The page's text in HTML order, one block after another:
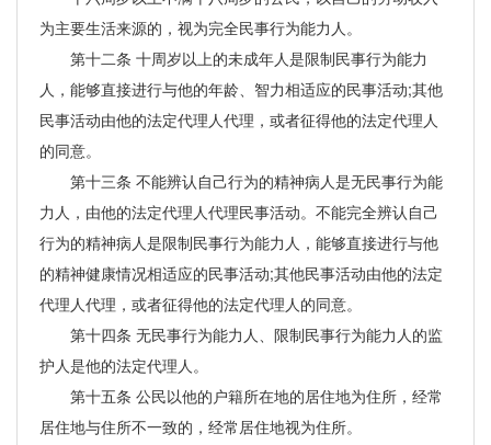
为主要生活来源的，视为完全民事行为能力人。
第十二条 十周岁以上的未成年人是限制民事行为能力
人，能够直接进行与他的年龄、智力相适应的民事活动;其他
民事活动由他的法定代理人代理，或者征得他的法定代理人
的同意。
第十三条 不能辨认自己行为的精神病人是无民事行为能
力人，由他的法定代理人代理民事活动。不能完全辨认自己
行为的精神病人是限制民事行为能力人，能够直接进行与他
的精神健康情况相适应的民事活动;其他民事活动由他的法定
代理人代理，或者征得他的法定代理人的同意。
第十四条 无民事行为能力人、限制民事行为能力人的监
护人是他的法定代理人。
第十五条 公民以他的户籍所在地的居住地为住所，经常
居住地与住所不一致的，经常居住地视为住所。